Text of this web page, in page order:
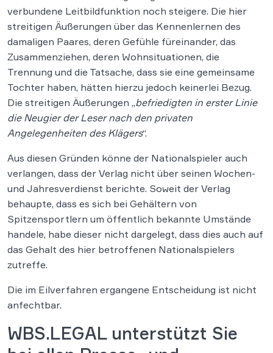
verbundene Leitbildfunktion noch steigere. Die hier
streitigen Äußerungen über das Kennenlernen des
damaligen Paares, deren Gefühle füreinander, das
Zusammenziehen, deren Wohnsituationen, die
Trennung und die Tatsache, dass sie eine gemeinsame
Tochter haben, hätten hierzu jedoch keinerlei Bezug.
Die streitigen Äußerungen „befriedigten in erster Linie
die Neugier der Leser nach den privaten
Angelegenheiten des Klägers“.
Aus diesen Gründen könne der Nationalspieler auch
verlangen, dass der Verlag nicht über seinen Wochen-
und Jahresverdienst berichte. Soweit der Verlag
behaupte, dass es sich bei Gehältern von
Spitzensportlern um öffentlich bekannte Umstände
handele, habe dieser nicht dargelegt, dass dies auch auf
das Gehalt des hier betroffenen Nationalspielers
zutreffe.
Die im Eilverfahren ergangene Entscheidung ist nicht
anfechtbar.
WBS.LEGAL unterstützt Sie